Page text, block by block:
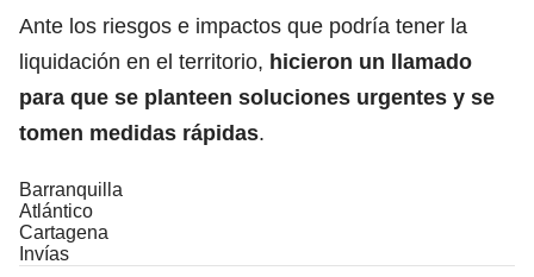
Ante los riesgos e impactos que podría tener la
liquidación en el territorio, hicieron un llamado
para que se planteen soluciones urgentes y se
tomen medidas rápidas.
Barranquilla
Atlántico
Cartagena
Invías